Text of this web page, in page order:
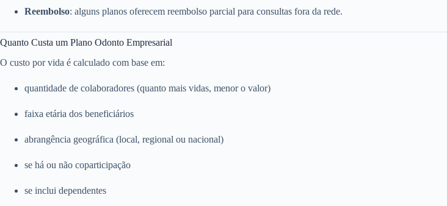
Reembolso: alguns planos oferecem reembolso parcial para consultas fora da rede.
Quanto Custa um Plano Odonto Empresarial
O custo por vida é calculado com base em:
quantidade de colaboradores (quanto mais vidas, menor o valor)
faixa etária dos beneficiários
abrangência geográfica (local, regional ou nacional)
se há ou não coparticipação
se inclui dependentes